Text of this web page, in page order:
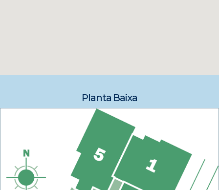
Planta Baixa